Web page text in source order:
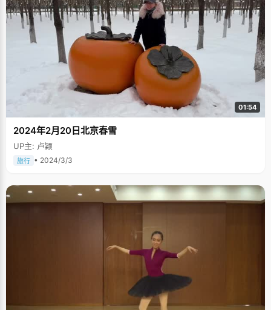
01:54
2024年2月20日北京春雪
UP主: 卢颖
旅行 • 2024/3/3